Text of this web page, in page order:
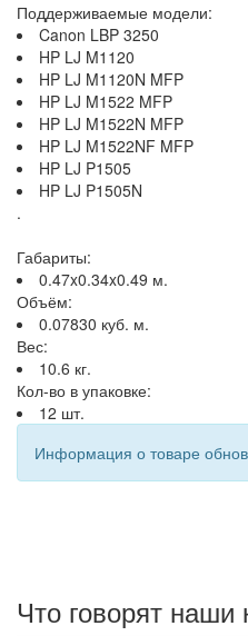
Поддерживаемые модели:
Canon LBP 3250
HP LJ M1120
HP LJ M1120N MFP
HP LJ M1522 MFP
HP LJ M1522N MFP
HP LJ M1522NF MFP
HP LJ P1505
HP LJ P1505N
.
Габариты:
0.47x0.34x0.49 м.
Объём:
0.07830 куб. м.
Вес:
10.6 кг.
Кол-во в упаковке:
12 шт.
Информация о товаре
Что говорят наши